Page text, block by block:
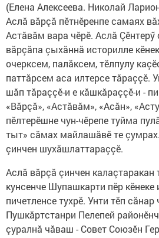
(Елена Алексеева. Николай
Аслă вăрçă пӗтнӗренпе самаях
Астăвăм вара чӗрӗ. Аслă
вăрçăпа çыхăннă историлле
очерксем, палăксем, тӗлпулу
паттăрсем аса илтерсе тăраççӗ.
шăп тăраççӗ-и е кăшкăраççӗ-и -
«Вăрçă», «Астăвăм», «Асăн»,
пӗлтерӗшне чун-чӗрепе туйма
тыт» сăмах майлашăвӗ те
çинчен шухăшлаттараççӗ.
Аслă вăрçă çинчен калаçтаракан
кунсенче Шупашкарти пӗр кӗнеке
пичетленсе тухрӗ. Унти тӗп сăнар
Пушкăртстанри Пелепей
çуралнă чăваш - Совет Союзӗн